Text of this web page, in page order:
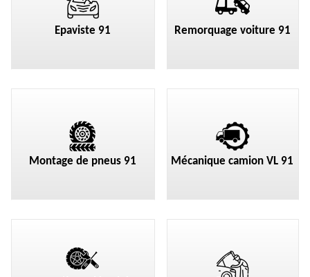
Epaviste 91 Remorquage voiture 91
Montage de pneus 91 Mécanique camion VL 91